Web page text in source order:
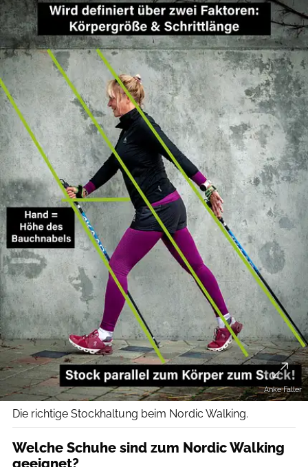
Anke Faller
Die richtige Stockhaltung beim Nordic Walking.
Welche Schuhe sind zum Nordic Walking
geeignet?